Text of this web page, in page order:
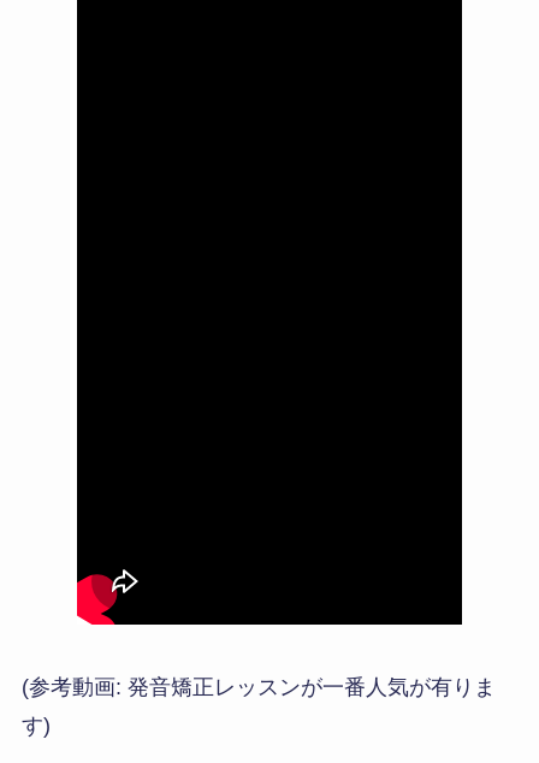
(参考動画: 発音矯正レッスンが一番人気が有りま
す)